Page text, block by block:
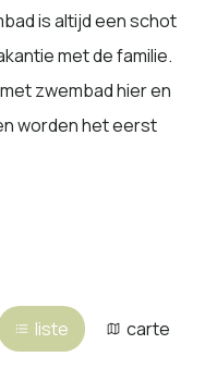
is altijd een schot
met de familie.
zwembad hier en
worden het eerst
liste carte